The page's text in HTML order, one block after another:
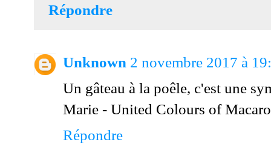
Répondre
Unknown 2 novembre 2017 à
Un gâteau à la poêle, c'est une
Marie - United Colours of
Répondre